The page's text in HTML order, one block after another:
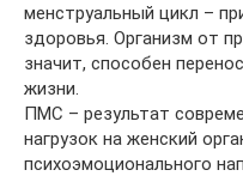
менструальный цикл –
здоровья. Организм от
значит, способен
жизни.
ПМС – результат
нагрузок на женский
психоэмоционального